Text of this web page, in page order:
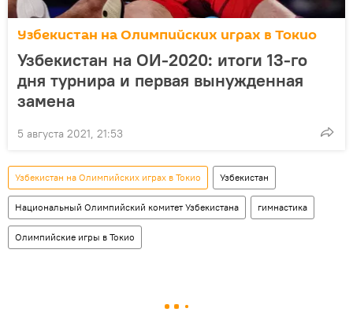
Узбекистан на Олимпийских играх в Токио
Узбекистан на ОИ-2020: итоги 13-го
дня турнира и первая вынужденная
замена
5 августа 2021, 21:53
Узбекистан на Олимпийских играх в Токио Узбекистан
Национальный Олимпийский комитет Узбекистана гимнастика
Олимпийские игры в Токио